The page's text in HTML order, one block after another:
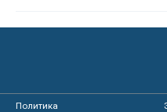
Политика